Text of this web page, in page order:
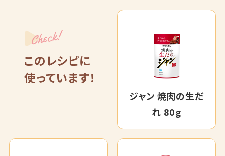
Check!
このレシピに
使っています！
ジャン 焼肉の生だ
れ 80g